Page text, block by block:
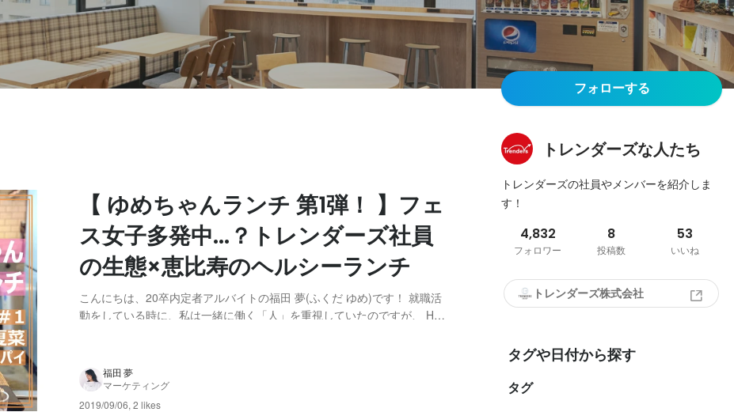
【 ゆめちゃんランチ 第1弾！ 】フェ
ス女子多発中...？トレンダーズ社員
の生態×恵比寿のヘルシーランチ
こんにちは、20卒内定者アルバイトの福田 夢(ふくだ ゆめ)です！ 就職活
動をしている時に、私は一緒に働く「人」を重視していたのですが、 HP
レンダーズで内定者アルバイトをし...
福田 夢
マーケティング
2019/09/06, 2 likes
フォローする
トレンダーズな人たち
トレンダーズの社員やメンバーを紹介しま
す！
4,832
フォロワー
8
投稿数
53
いいね
トレンダーズ株式会社
タグや日付から探す
タグ